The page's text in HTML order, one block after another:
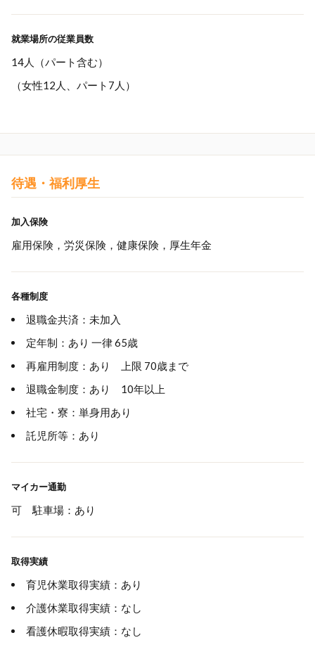
就業場所の従業員数
14人（パート含む）
（女性12人、パート7人）
待遇・福利厚生
加入保険
雇用保険，労災保険，健康保険，厚生年金
各種制度
退職金共済：未加入
定年制：あり 一律 65歳
再雇用制度：あり 上限 70歳まで
退職金制度：あり 10年以上
社宅・寮：単身用あり
託児所等：あり
マイカー通勤
可 駐車場：あり
取得実績
育児休業取得実績：あり
介護休業取得実績：なし
看護休暇取得実績：なし